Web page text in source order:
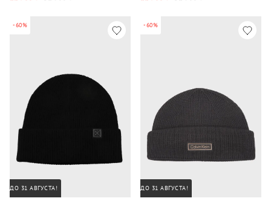
-60%
ДО 31 АВГУСТА!
-60%
ДО 31 АВГУСТА!